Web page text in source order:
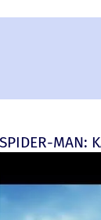
SPIDER-MAN: